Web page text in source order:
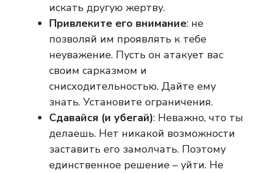
искать другую жертву.
Привлеките его внимание: не
позволяй им проявлять к тебе
неуважение. Пусть он атакует вас
своим сарказмом и
снисходительностью. Дайте ему
знать. Установите ограничения.
Сдавайся (и убегай): Неважно, что ты
делаешь. Нет никакой возможности
заставить его замолчать. Поэтому
единственное решение – уйти. Не